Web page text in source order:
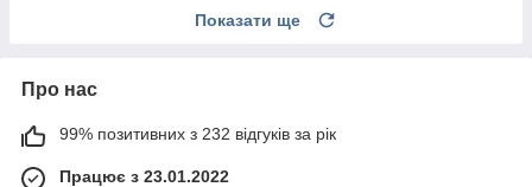
Показати ще
Про нас
99% позитивних з 232 відгуків за рік
Працює з 23.01.2022